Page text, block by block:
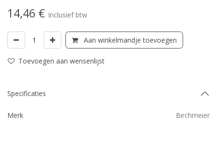
14,46 € Inclusief btw
Aan winkelmandje toevoegen
Toevoegen aan wensenlijst
Specificaties
Merk Birchmeier